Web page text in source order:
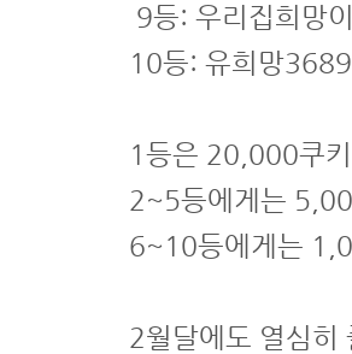
9등: 우리집희망
10등: 유희망
1등은 20,000쿠
2~5등에게는
6~10등에게는
2월달에도 열심히